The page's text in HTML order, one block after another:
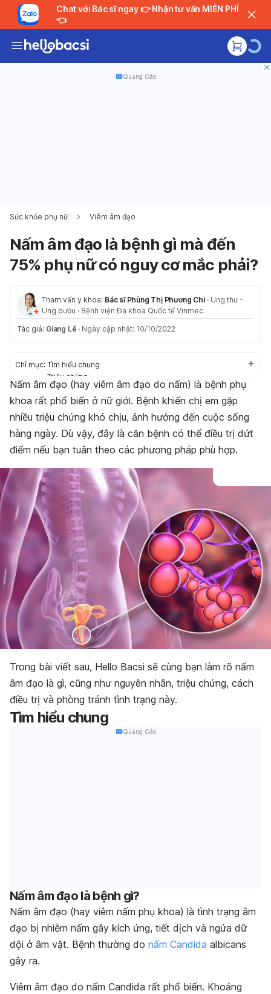
Chat với Bác sĩ ngay 👉 Nhận tư vấn MIỄN PHÍ
👈
Quảng Cáo
Sức khỏe phụ nữ Viêm âm đạo
Nấm âm đạo là bệnh gì mà đến
75% phụ nữ có nguy cơ mắc phải?
Tham vấn y khoa: Bác sĩ Phùng Thị Phương Chi · Ung thư -
Ung bướu · Bệnh viện Đa khoa Quốc tế Vinmec
Tác giả: Giang Lê · Ngày cập nhật: 10/10/2022
Chỉ mục: Tìm hiểu chung
Triệu chứng
Nguyên nhân
Nguy cơ mắc phải
Điều trị hiệu quả
Chế độ sinh hoạt phù hợp
Nấm âm đạo (hay viêm âm đạo do nấm) là bệnh phụ
khoa rất phổ biến ở nữ giới. Bệnh khiến chị em gặp
nhiều triệu chứng khó chịu, ảnh hưởng đến cuộc sống
hàng ngày. Dù vậy, đây là căn bệnh có thể điều trị dứt
điểm nếu bạn tuân theo các phương pháp phù hợp.
Trong bài viết sau, Hello Bacsi sẽ cùng bạn làm rõ nấm
âm đạo là gì, cũng như nguyên nhân, triệu chứng, cách
điều trị và phòng tránh tình trạng này.
Tìm hiểu chung
Quảng Cáo
Nấm âm đạo là bệnh gì?
Nấm âm đạo (hay viêm nấm phụ khoa) là tình trạng âm
đạo bị nhiễm nấm gây kích ứng, tiết dịch và ngứa dữ
dội ở âm vật. Bệnh thường do nấm Candida albicans
gây ra.
Viêm âm đạo do nấm Candida rất phổ biến. Khoảng